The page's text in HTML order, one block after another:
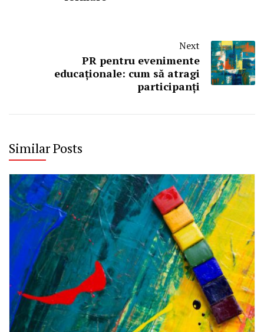
Next
PR pentru evenimente
educaționale: cum să atragi
participanți
Similar Posts